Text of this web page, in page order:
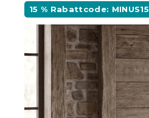
15 % Rabattcode: MINUS15